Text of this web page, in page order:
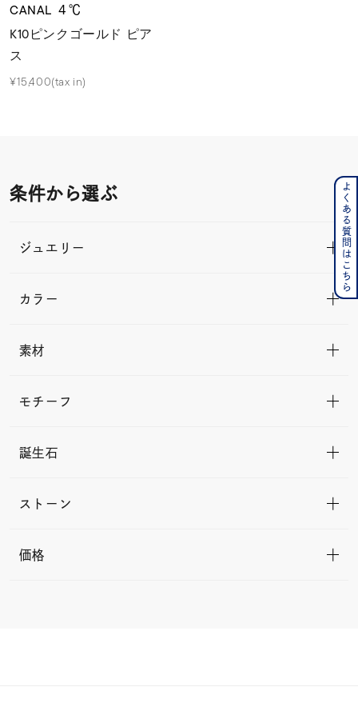
CANAL ４℃
K10ピンクゴールド ピア
ス
¥15,400(tax in)
条件から選ぶ
ジュエリー
カラー
素材
モチーフ
誕生石
ストーン
価格
よくある質問はこちら